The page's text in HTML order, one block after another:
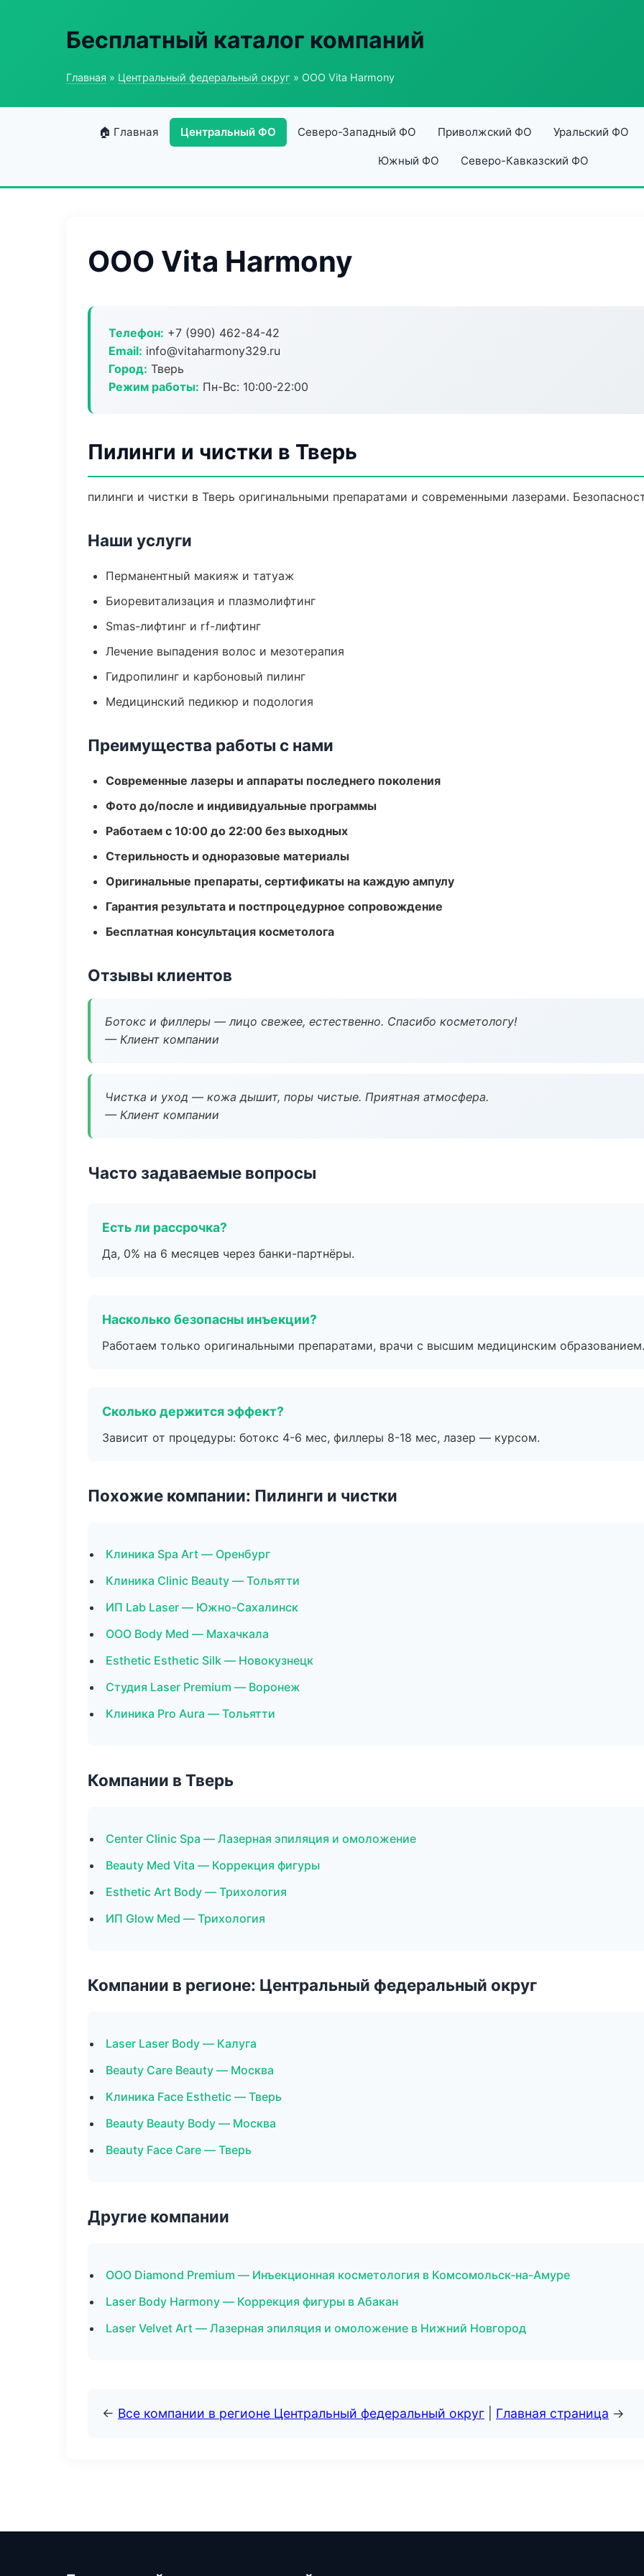
Бесплатный каталог компаний
Главная » Центральный федеральный округ » ООО Vita Harmony
🏠 Главная Центральный ФО Северо-Западный ФО Приволжский ФО Уральский ФО
Южный ФО Северо-Кавказский ФО
ООО Vita Harmony
Телефон: +7 (990) 462-84-42
Email: info@vitaharmony329.ru
Город: Тверь
Режим работы: Пн-Вс: 10:00-22:00
Пилинги и чистки в Тверь
пилинги и чистки в Тверь оригинальными препаратами и современными лазерами.
Наши услуги
Перманентный макияж и татуаж
Биоревитализация и плазмолифтинг
Smas-лифтинг и rf-лифтинг
Лечение выпадения волос и мезотерапия
Гидропилинг и карбоновый пилинг
Медицинский педикюр и подология
Преимущества работы с нами
Современные лазеры и аппараты последнего поколения
Фото до/после и индивидуальные программы
Работаем с 10:00 до 22:00 без выходных
Стерильность и одноразовые материалы
Оригинальные препараты, сертификаты на каждую ампулу
Гарантия результата и постпроцедурное сопровождение
Бесплатная консультация косметолога
Отзывы клиентов
Ботокс и филлеры — лицо свежее, естественно. Спасибо косметологу!
— Клиент компании
Чистка и уход — кожа дышит, поры чистые. Приятная атмосфера.
— Клиент компании
Часто задаваемые вопросы
Есть ли рассрочка?
Да, 0% на 6 месяцев через банки-партнёры.
Насколько безопасны инъекции?
Работаем только оригинальными препаратами, врачи с высшим медицинским образованием.
Сколько держится эффект?
Зависит от процедуры: ботокс 4-6 мес, филлеры 8-18 мес, лазер — курсом.
Похожие компании: Пилинги и чистки
Клиника Spa Art — Оренбург
Клиника Clinic Beauty — Тольятти
ИП Lab Laser — Южно-Сахалинск
ООО Body Med — Махачкала
Esthetic Esthetic Silk — Новокузнецк
Студия Laser Premium — Воронеж
Клиника Pro Aura — Тольятти
Компании в Тверь
Center Clinic Spa — Лазерная эпиляция и омоложение
Beauty Med Vita — Коррекция фигуры
Esthetic Art Body — Трихология
ИП Glow Med — Трихология
Компании в регионе: Центральный федеральный округ
Laser Laser Body — Калуга
Beauty Care Beauty — Москва
Клиника Face Esthetic — Тверь
Beauty Beauty Body — Москва
Beauty Face Care — Тверь
Другие компании
ООО Diamond Premium — Инъекционная косметология в Комсомольск-на-Амуре
Laser Body Harmony — Коррекция фигуры в Абакан
Laser Velvet Art — Лазерная эпиляция и омоложение в Нижний Новгород
← Все компании в регионе Центральный федеральный округ Главная страница →